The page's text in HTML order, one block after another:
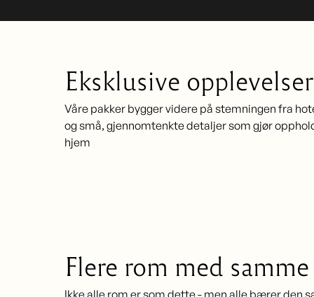
Eksklusive
Våre pakker bygger videre på stemningen fra
og små, gjennomtenkte detaljer som gjør
hjem
Flere rom med